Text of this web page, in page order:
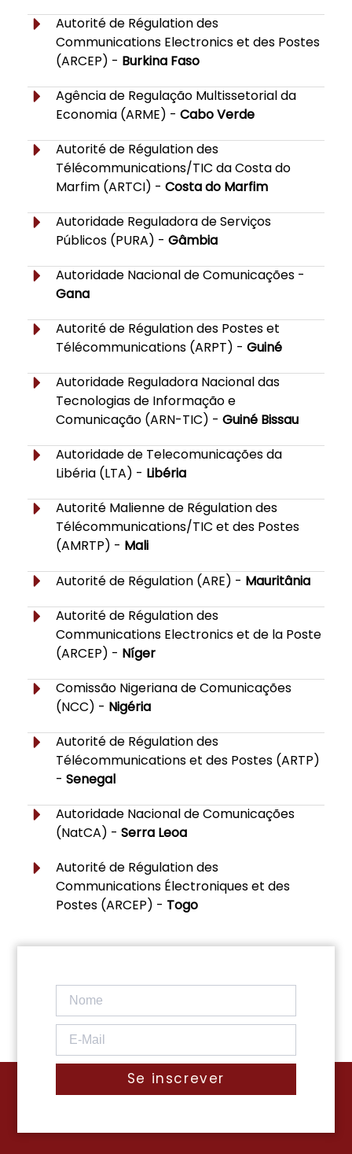
Autorité de Régulation des
Communications Electronics et des Postes
(ARCEP) - Burkina Faso
Agência de Regulação Multissetorial da
Economia (ARME) -Cabo Verde
Autorité de Régulation des
Télécommunications/TIC da Costa do
Marfim (ARTCI) -Costa do Marfim
Autoridade Reguladora de Serviços
Públicos (PURA) -Gâmbia
Autoridade Nacional de Comunicações -
Gana
Autorité de Régulation des Postes et
Télécommunications (ARPT) -Guiné
Autoridade Reguladora Nacional das
Tecnologias de Informação e
Comunicação (ARN-TIC) -Guiné Bissau
Autoridade de Telecomunicações da
Libéria (LTA) - Libéria
Autorité Malienne de Régulation des
Télécommunications/TIC et des Postes
(AMRTP) - Mali
Autorité de Régulation (ARE) - Mauritânia
Autorité de Régulation des
Communications Electronics et de la Poste
(ARCEP) - Níger
Comissão Nigeriana de Comunicações
(NCC) - Nigéria
Autorité de Régulation des
Télécommunications et des Postes (ARTP)
-Senegal
Autoridade Nacional de Comunicações
(NatCA) -Serra Leoa
Autorité de Régulation des
Communications Électroniques et des
Postes (ARCEP) - Togo
Se inscrever